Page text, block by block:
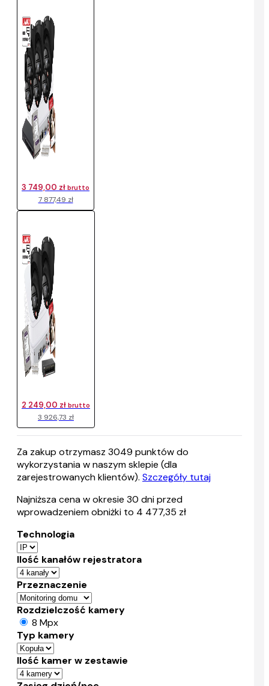
7 877,49 zł
3 749,00 zł brutto
3 926,73 zł
2 249,00 zł brutto
Za zakup otrzymasz 3049 punktów do
wykorzystania w naszym sklepie (dla
zarejestrowanych klientów). Szczegóły tutaj
Najniższa cena w okresie 30 dni przed
wprowadzeniem obniżki to 4 477,35 zł
Technologia
Ilość kanałów rejestratora
Przeznaczenie
Rozdzielczość kamery
8 Mpx
Typ kamery
Ilość kamer w zestawie